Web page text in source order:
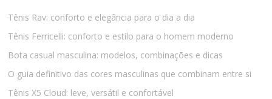
Tênis Rav: conforto e elegância para o dia a dia
Tênis Ferricelli: conforto e estilo para o homem moderno
Bota casual masculina: modelos, combinações e dicas
O guia definitivo das cores masculinas que combinam entre si
Tênis X5 Cloud: leve, versátil e confortável